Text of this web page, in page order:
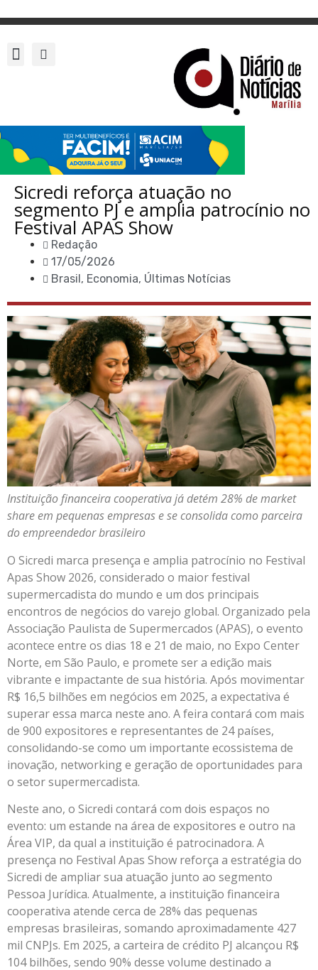
Sicredi reforça atuação no
segmento PJ e amplia patrocínio no
Festival APAS Show
Redação
17/05/2026
Brasil, Economia, Últimas Notícias
Instituição financeira cooperativa já detém 28% de market
share em pequenas empresas e se consolida como parceira
do empreendedor brasileiro
O Sicredi marca presença e amplia patrocínio no Festival
Apas Show 2026, considerado o maior festival
supermercadista do mundo e um dos principais
encontros de negócios do varejo global. Organizado pela
Associação Paulista de Supermercados (APAS), o evento
acontece entre os dias 18 e 21 de maio, no Expo Center
Norte, em São Paulo, e promete ser a edição mais
vibrante e impactante de sua história. Após movimentar
R$ 16,5 bilhões em negócios em 2025, a expectativa é
superar essa marca neste ano. A feira contará com mais
de 900 expositores e representantes de 24 países,
consolidando-se como um importante ecossistema de
inovação, networking e geração de oportunidades para
o setor supermercadista.
Neste ano, o Sicredi contará com dois espaços no
evento: um estande na área de expositores e outro na
Área VIP, da qual a instituição é patrocinadora. A
presença no Festival Apas Show reforça a estratégia do
Sicredi de ampliar sua atuação junto ao segmento
Pessoa Jurídica. Atualmente, a instituição financeira
cooperativa atende cerca de 28% das pequenas
empresas brasileiras, somando aproximadamente 427
mil CNPJs. Em 2025, a carteira de crédito PJ alcançou R$
104 bilhões, sendo 90% desse volume destinado a